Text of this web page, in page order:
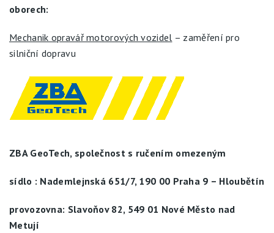
oborech:
Mechanik opravář motorových vozidel – zaměření pro
silniční dopravu
ZBA GeoTech, společnost s ručením omezeným
sídlo : Nademlejnská 651/7, 190 00 Praha 9 – Hloubětín
provozovna: Slavoňov 82, 549 01 Nové Město nad
Metují